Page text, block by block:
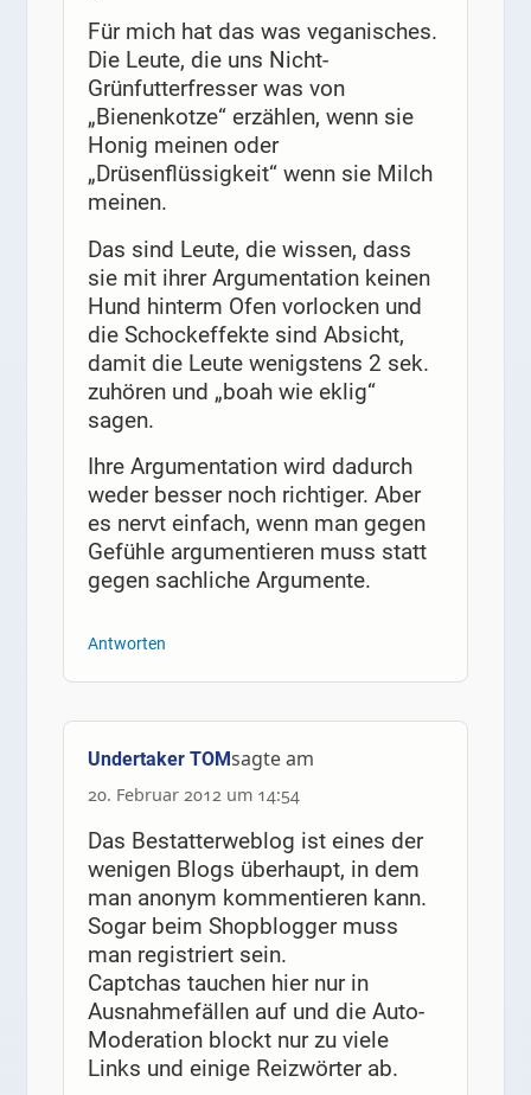
Für mich hat das was veganisches.
Die Leute, die uns Nicht-
Grünfutterfresser was von
„Bienenkotze“ erzählen, wenn sie
Honig meinen oder
„Drüsenflüssigkeit“ wenn sie Milch
meinen.
Das sind Leute, die wissen, dass
sie mit ihrer Argumentation keinen
Hund hinterm Ofen vorlocken und
die Schockeffekte sind Absicht,
damit die Leute wenigstens 2 sek.
zuhören und „boah wie eklig“
sagen.
Ihre Argumentation wird dadurch
weder besser noch richtiger. Aber
es nervt einfach, wenn man gegen
Gefühle argumentieren muss statt
gegen sachliche Argumente.
Antworten
Undertaker TOMsagte am
20. Februar 2012 um 14:54
Das Bestatterweblog ist eines der
wenigen Blogs überhaupt, in dem
man anonym kommentieren kann.
Sogar beim Shopblogger muss
man registriert sein.
Captchas tauchen hier nur in
Ausnahmefällen auf und die Auto-
Moderation blockt nur zu viele
Links und einige Reizwörter ab.